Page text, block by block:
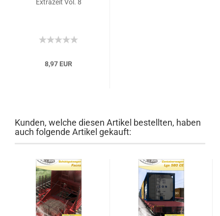
Extrazeit Vol. 8
8,97 EUR
Kunden, welche diesen Artikel bestellten, haben
auch folgende Artikel gekauft: